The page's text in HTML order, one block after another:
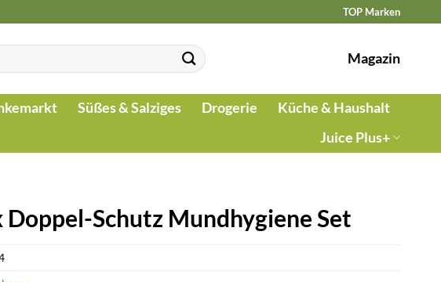
TOP Marken
Magazin
Süßes & Salziges Drogerie
Küche & Haushalt
Juice Plus+
Doppel-Schutz Mundhygiene Set